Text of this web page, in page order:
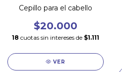
Cepillo para el cabello
$20.000
18 cuotas sin intereses de $1.111
VER